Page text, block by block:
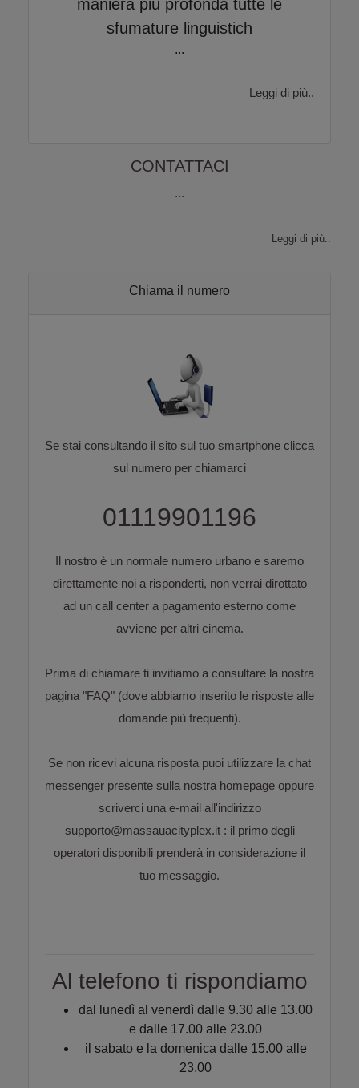
maniera più profonda tutte le
sfumature linguistich
...
Leggi di più..
Martedì 29/09/2026
CONTATTACI
...
Leggi di più..
Chiama il numero
Se stai consultando il sito sul tuo smartphone clicca
sul numero per chiamarci
01119901196
Il nostro è un normale numero urbano e saremo
direttamente noi a risponderti, non verrai dirottato
ad un call center a pagamento esterno come
avviene per altri cinema.
Prima di chiamare ti invitiamo a consultare la nostra
pagina "FAQ" (dove abbiamo inserito le risposte alle
domande più frequenti).
Se non ricevi alcuna risposta puoi utilizzare la chat
messenger presente sulla nostra homepage oppure
scriverci una e-mail all'indirizzo
supporto@massauacityplex.it : il primo degli
operatori disponibili prenderà in considerazione il
tuo messaggio.
Al telefono ti rispondiamo
dal lunedì al venerdì dalle 9.30 alle 13.00
e dalle 17.00 alle 23.00
il sabato e la domenica dalle 15.00 alle
23.00